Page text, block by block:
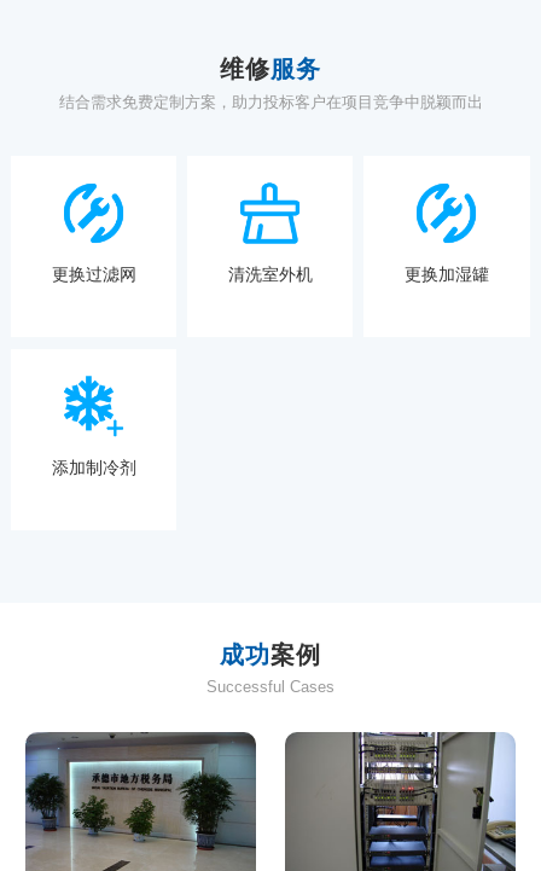
维修服务
结合需求免费定制方案，助力投标客户在项目竞争中脱颖而出
更换过滤网 清洗室外机 更换加湿罐
添加制冷剂
成功案例
Successful Cases